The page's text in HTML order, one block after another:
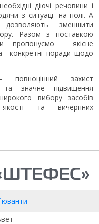
діючі речовини і
з ситуації на полі. А
дозволяють зменшити
Разом з поставкою
пропонуємо якісне
конкретні поради щодо
захист
та значне підвищення
вибору засобів
та вичерпних